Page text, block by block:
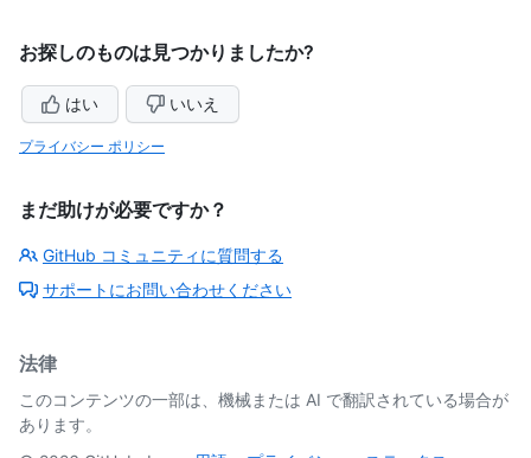
お探しのものは見つかりましたか?
はい いいえ
プライバシー ポリシー
まだ助けが必要ですか？
GitHub コミュニティに質問する
サポートにお問い合わせください
法律
このコンテンツの一部は、機械または AI で翻訳されている場合が
あります。